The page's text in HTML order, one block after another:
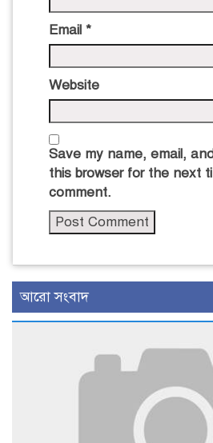
Email *
Website
Save my name, email,
this browser for the next
comment.
আরো সংবাদ